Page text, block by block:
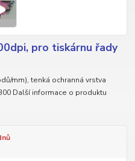
pro tiskárnu řady
mm), tenká ochranná vrstva
Další informace o produktu